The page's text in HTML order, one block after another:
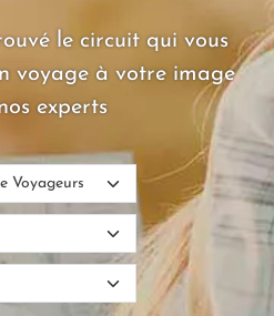
le circuit qui vous
voyage à votre image
experts